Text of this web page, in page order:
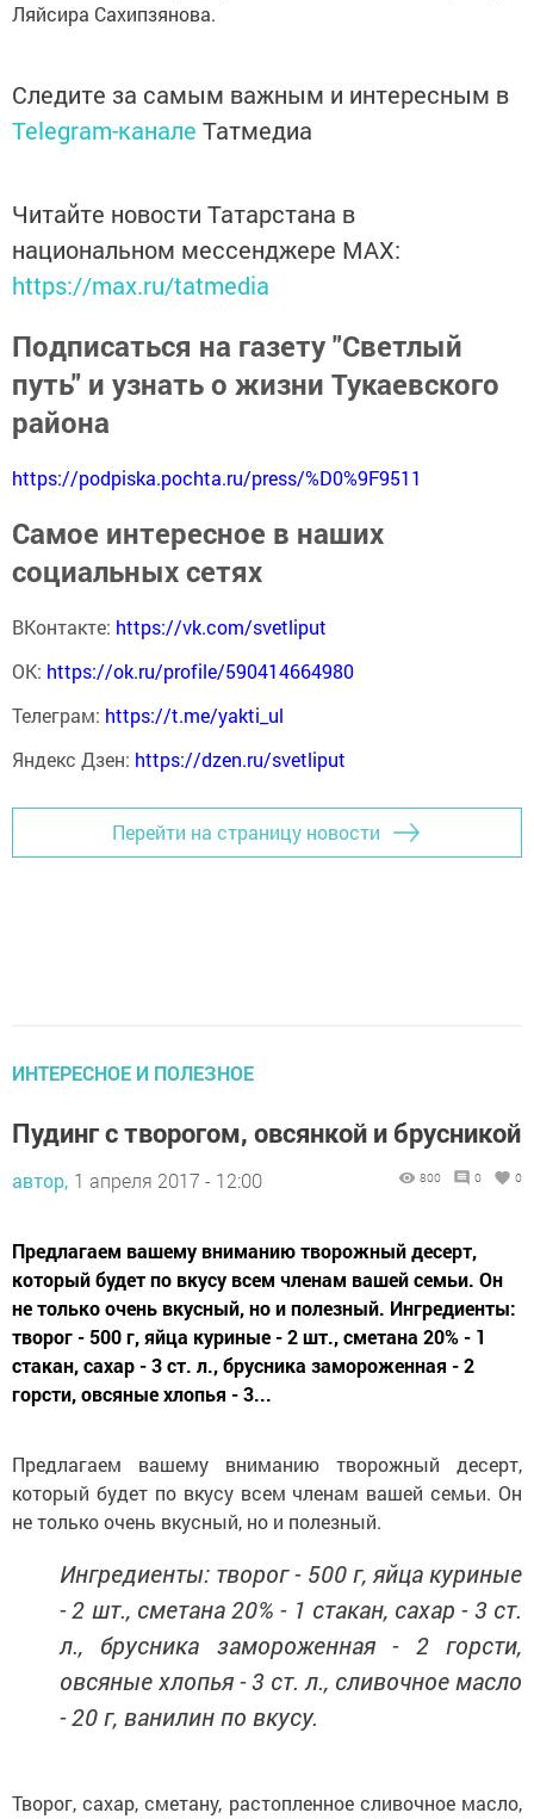
Ляйсира Сахипзянова.
Следите за самым важным и интересным в
Telegram-канале Татмедиа
Читайте новости Татарстана в
национальном мессенджере MАХ:
https://max.ru/tatmedia
Подписаться на газету "Светлый
путь" и узнать о жизни Тукаевского
района
https://podpiska.pochta.ru/press/%D0%9F9511
Самое интересное в наших
социальных сетях
ВКонтакте: https://vk.com/svetliput
ОК: https://ok.ru/profile/590414664980
Телеграм: https://t.me/yakti_ul
Яндекс Дзен: https://dzen.ru/svetliput
Перейти на страницу новости
ИНТЕРЕСНОЕ И ПОЛЕЗНОЕ
Пудинг с творогом, овсянкой и брусникой
автор, 1 апреля 2017 - 12:00 800 0 0
Предлагаем вашему вниманию творожный десерт,
который будет по вкусу всем членам вашей семьи. Он
не только очень вкусный, но и полезный. Ингредиенты:
творог - 500 г, яйца куриные - 2 шт., сметана 20% - 1
стакан, сахар - 3 ст. л., брусника замороженная - 2
горсти, овсяные хлопья - 3...
Предлагаем вашему вниманию творожный десерт,
который будет по вкусу всем членам вашей семьи. Он
не только очень вкусный, но и полезный.
Ингредиенты: творог - 500 г, яйца куриные
- 2 шт., сметана 20% - 1 стакан, сахар - 3 ст.
л., брусника замороженная - 2 горсти,
овсяные хлопья - 3 ст. л., сливочное масло
- 20 г, ванилин по вкусу.
Творог, сахар, сметану, растопленное сливочное масло,